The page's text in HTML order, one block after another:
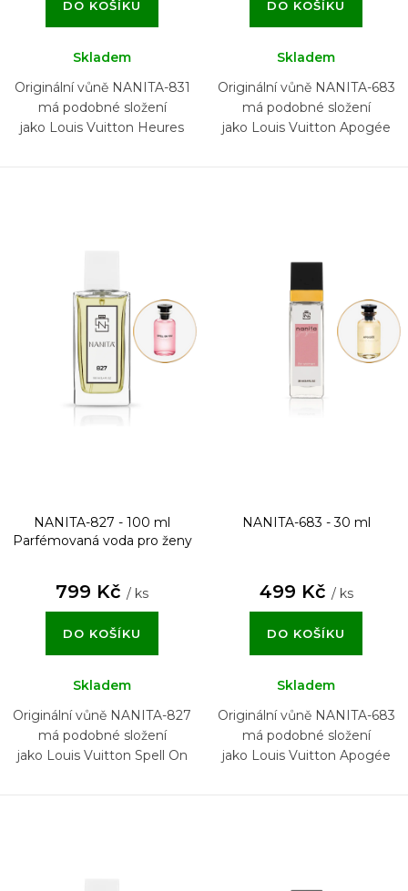
DO KOŠÍKU
Skladem
Originální vůně NANITA-831
má podobné složení
jako Louis Vuitton Heures
DO KOŠÍKU
Skladem
Originální vůně NANITA-683
má podobné složení
jako Louis Vuitton Apogée
NANITA-827 - 100 ml
Parfémovaná voda pro ženy
799 Kč / ks
DO KOŠÍKU
Skladem
Originální vůně NANITA-827
má podobné složení
jako Louis Vuitton Spell On
NANITA-683 - 30 ml
499 Kč / ks
DO KOŠÍKU
Skladem
Originální vůně NANITA-683
má podobné složení
jako Louis Vuitton Apogée